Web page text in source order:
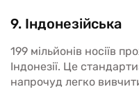
9. Індонезійська
199 мільйонів носіїв
Індонезії. Це
напрочуд легко